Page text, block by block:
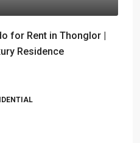
for Rent in Thonglor |
Residence